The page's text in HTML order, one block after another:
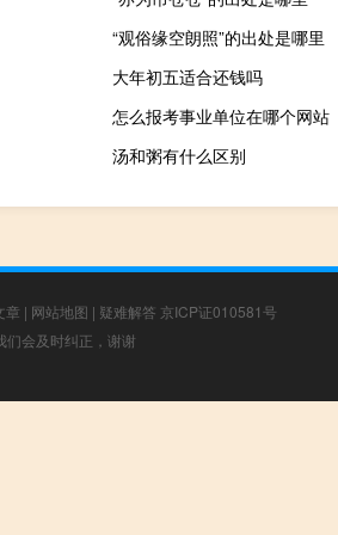
“观俗缘空朗照”的出处是哪里
大年初五适合还钱吗
怎么报考事业单位在哪个网站
汤和粥有什么区别
章 | 网站地图 | 疑难解答 京ICP证010581号
们会及时纠正，谢谢